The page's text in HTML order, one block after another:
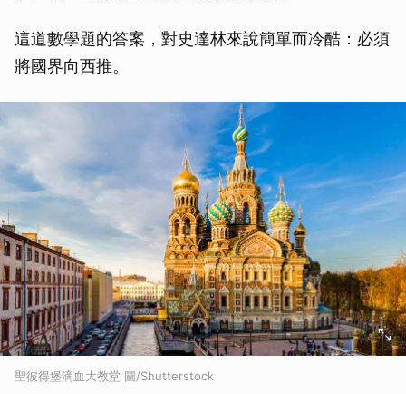
這道數學題的答案，對史達林來說簡單而冷酷：必須
將國界向西推。
聖彼得堡滴血大教堂 圖/Shutterstock